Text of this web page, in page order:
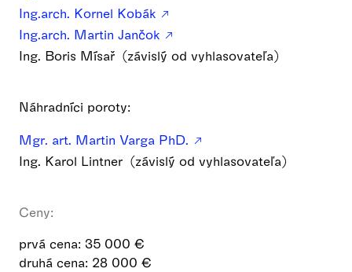
Ing.arch. Kornel Kobák
Ing.arch. Martin Jančok
Ing. Boris Mísař (závislý od vyhlasovateľa)
Náhradníci poroty:
Mgr. art. Martin Varga PhD.
Ing. Karol Lintner (závislý od vyhlasovateľa)
Ceny:
prvá cena: 35 000 €
druhá cena: 28 000 €